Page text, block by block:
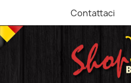
Contattaci